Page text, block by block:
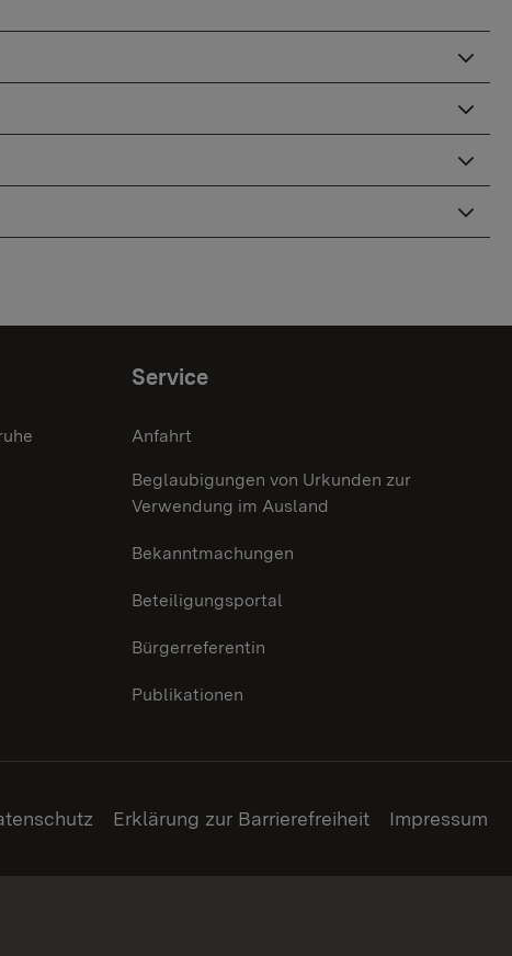
Service
Anfahrt
Beglaubigungen von Urkunden zur
Verwendung im Ausland
Bekanntmachungen
Beteiligungsportal
Bürgerreferentin
Publikationen
Erklärung zur Barrierefreiheit Impressum